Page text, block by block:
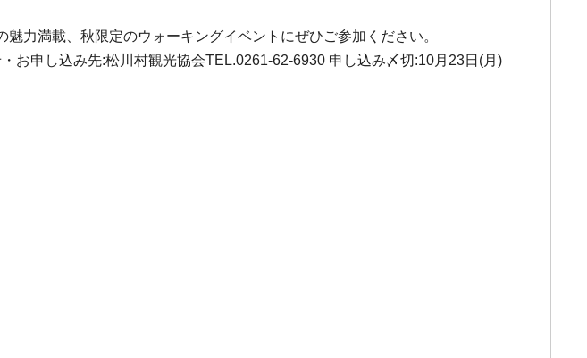
力満載、秋限定のウォーキングイベントにぜひご参加ください。
お申し込み先:松川村観光協会TEL.0261-62-6930 申し込み〆切:10月23日(月)